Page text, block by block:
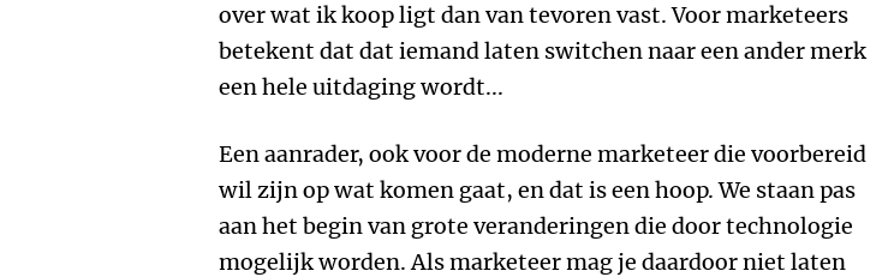
over wat ik koop ligt dan van tevoren vast. Voor marketeers
betekent dat dat iemand laten switchen naar een ander merk
een hele uitdaging wordt...
Een aanrader, ook voor de moderne marketeer die voorbereid
wil zijn op wat komen gaat, en dat is een hoop. We staan pas
aan het begin van grote veranderingen die door technologie
mogelijk worden. Als marketeer mag je daardoor niet laten